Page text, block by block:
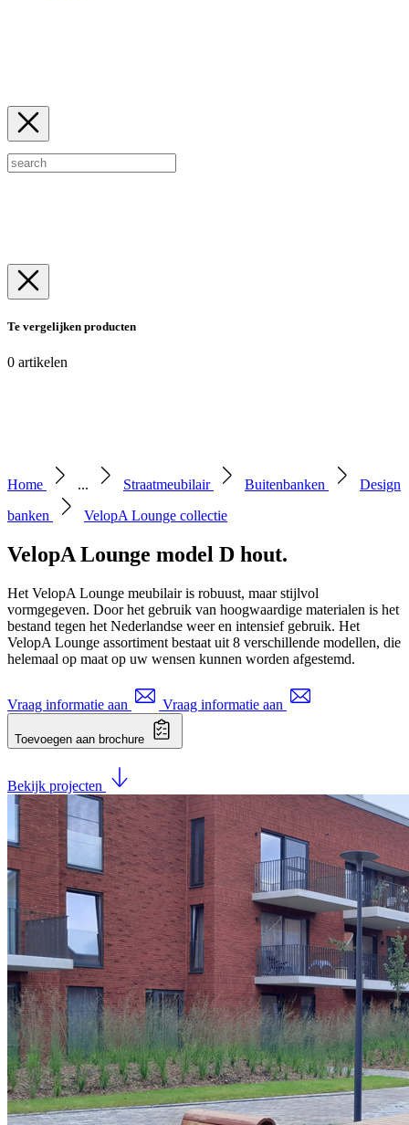
Te vergelijken producten
0 artikelen
Home ... Straatmeubilair Buitenbanken
Design
banken
VelopA Lounge collectie
VelopA Lounge model D hout.
Het VelopA Lounge meubilair is robuust, maar stijlvol
vormgegeven. Door het gebruik van hoogwaardige materialen is het
bestand tegen het Nederlandse weer en intensief gebruik. Het
VelopA Lounge assortiment bestaat uit 8 verschillende modellen, die
helemaal op maat op uw wensen kunnen worden afgestemd.
Vraag informatie aan Vraag informatie aan
Toevoegen aan brochure
Bekijk projecten